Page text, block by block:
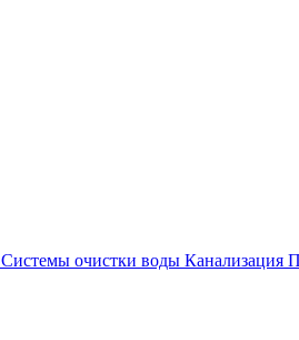
Системы очистки воды Канализация